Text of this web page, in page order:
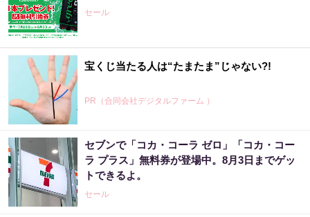
セール
宝くじ当たる人は“たまたま”じゃない?!
PR（合同会社デジタルファーム ）
セブンで「コカ・コーラ ゼロ」「コカ・コー
ラ プラス」無料券が登場中。8月3日までゲッ
トできるよ。
セール